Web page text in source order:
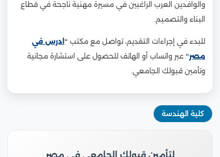
والوافدين العرب الراغبين في مسيرة مهنية ناجحة في قطاع
البناء والتصميم.
للبدء في إجراءات التقديم، تواصل مع مكتب “ ادرس في
مصر“ عبر واتساب أو الهاتف للحصول على استشارة مجانية
وتأمين قبولك الجامعي.
كلية الهندسة